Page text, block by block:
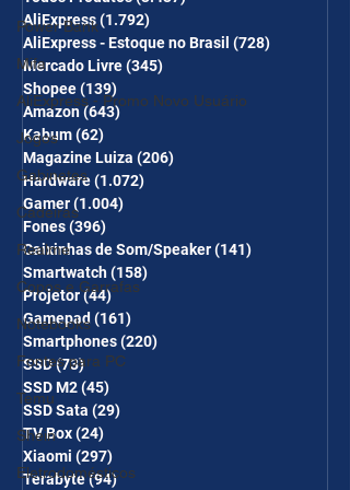
Power Bank
Mifa
AliExpress - Promo Novo Usuário
Jogos
Gabinetes
Cadeiras
Realme
Copos e Garrafas
Notebooks
Fontes para PC
Temu
Shein
Eletrodomésticos
CUPONS SÃO VÁLIDOS NO
COMBO
AliExpress(1.792)
AliExpress - Estoque no Brasil (728)
Mercado Livre(345)
Shopee(139)
Amazon(643)643 posts
Kabum(62)
Magazine Luiza (206)
Hardware(1.072)
Gamer(1.004)
Fones(396)
Caixinhas de Som/Speaker(141)
Smartwatch(158)
Projetor(44)44 posts
Gamepad (161)
Smartphones(220)
SSD(73)73 posts
SSD M2(45)
SSD Sata (29)
TV Box(24)
Xiaomi (297)
Terabyte(94)94 posts